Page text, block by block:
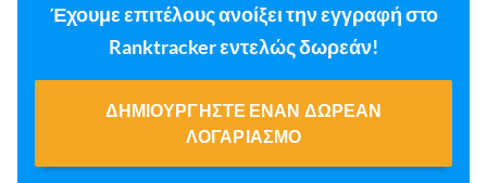
Έχουμε επιτέλους ανοίξει την εγγραφή στο
Ranktracker εντελώς δωρεάν!
ΔΗΜΙΟΥΡΓΉΣΤΕ ΈΝΑΝ ΔΩΡΕΆΝ
ΛΟΓΑΡΙΑΣΜΌ